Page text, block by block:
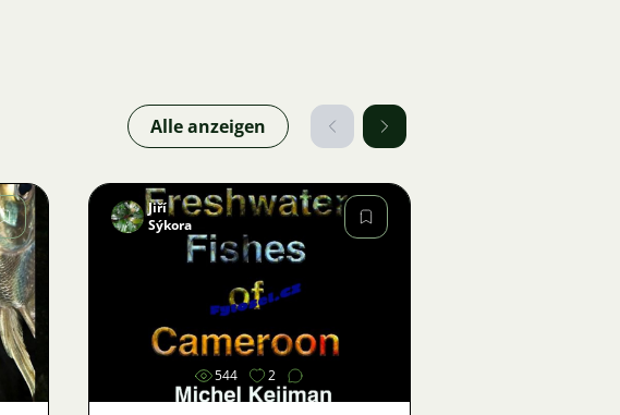
Alle anzeigen
Bild
Jiří
Sýkora
544 2